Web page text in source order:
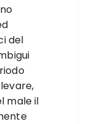
del
male il